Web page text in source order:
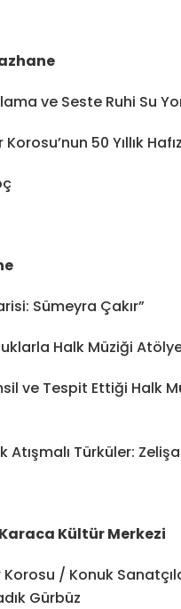
ve Seste Ruhi Su
50 Yıllık
Sümeyra Çakır”
Halk Müziği
ve Tespit Ettiği Halk
Atışmalı Türküler:
Kültür Merkezi
/ Konuk
Gürbüz